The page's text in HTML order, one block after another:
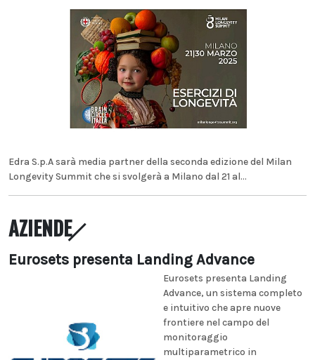
Edra S.p.A sarà media partner della seconda edizione del Milan
Longevity Summit che si svolgerà a Milano dal 21 al...
AZIENDE
Eurosets presenta Landing Advance
Eurosets presenta Landing
Advance, un sistema completo
e intuitivo che apre nuove
frontiere nel campo del
monitoraggio
multiparametrico in